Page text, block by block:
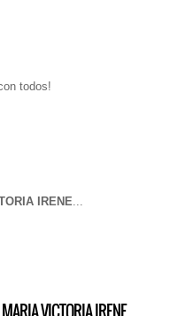
todos!
IRENE...